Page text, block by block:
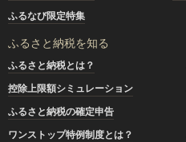
ふるなび限定特集
ふるさと納税を知る
ふるさと納税とは？
控除上限額シミュレーション
ふるさと納税の確定申告
ワンストップ特例制度とは？